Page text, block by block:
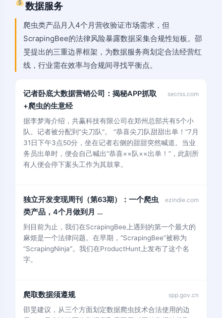
数据服务
爬虫类产品月入4个月营收验证市场需求，但
ScrapingBee的法律风险暴露数据采集合规性短板。邵
旻提出的三重边界框架，为数据服务商划定合法经营红
线，行业需在效率与合规间寻找平衡点。
记者卧底大数据营销公司：揭秘APP抓取
+爬虫的生意经
secrss.com
据李梦海介绍，共赢科技有限公司在郑州总部共有5个小
队。记者被分配到“尖刀队”。 “恭喜尖刀队甜甜出单！”7月
31日下午3点50分，坐在记者右侧的甜甜突然喊道。当业
务员出单时，便会自己喊出“恭喜××队××出单！”，此刻所
有人便会停下案头工作为其鼓掌。
独立开发变现周刊（第63期）：一个爬虫
类产品，4个月做到月 …
ezindie.com
到目前为止，我们在ScrapingBee上遇到的第一个最大的
麻烦是一个法律问题。在早期，“ScrapingBee”被称为
“ScrapingNinja”。我们在ProductHunt上发布了这个名
字。
爬取数据须遵规 spp.gov.cn
邵旻建议，从三个方面划定数据爬虫技术合法使用的边